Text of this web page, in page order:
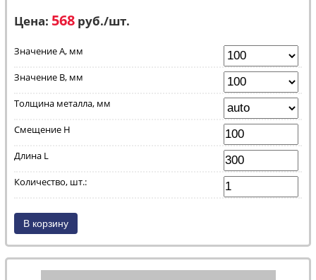
Цена: 568 руб./шт.
Значение А, мм
Значение В, мм
Толщина металла, мм
Смещение H
Длина L
Количество, шт.: